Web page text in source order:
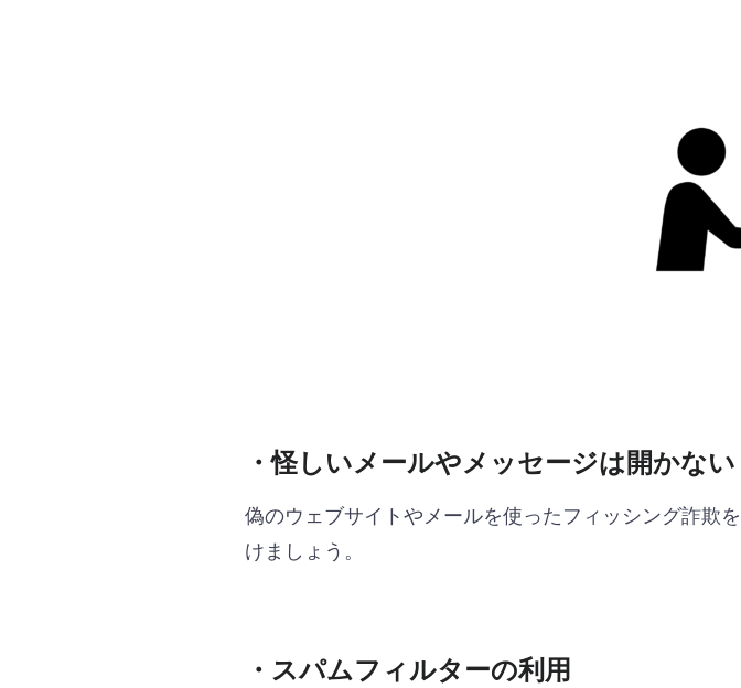
・怪しいメールやメッセージは開かない
偽のウェブサイトやメールを使ったフィッシング詐欺
けましょう。
・スパムフィルターの利用